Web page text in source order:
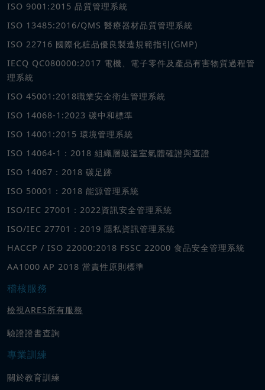
ISO 9001:2015 品質管理系統
ISO 13485:2016/QMS 醫療器材品質管理系統
ISO 22716 國際化粧品優良製造規範指引(GMP)
IECQ QC080000:2017 電機、電子零件及產品有害物質過程管
理系統
ISO 45001:2018職業安全衛生管理系統
ISO 14068-1:2023 碳中和標準
ISO 14001:2015 環境管理系統
ISO 14064-1：2018 組織層級溫室氣體確證與查證
ISO 14067：2018 碳足跡
ISO 50001：2018 能源管理系統
ISO/IEC 27001：2022資訊安全管理系統
ISO/IEC 27701：2019 隱私資訊管理系統
HACCP / ISO 22000:2018 FSSC 22000 食品安全管理系統
AA1000 AP 2018 當責性原則標準
稽核服務
檢視ARES所有服務
驗證證書查詢
專業訓練
關於教育訓練